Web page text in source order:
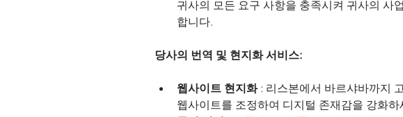
귀사의 모든 요구 사항을 충족시켜 귀사의 사
합니다.
당사의 번역 및 현지화 서비스:
웹사이트 현지화 : 리스본에서 바르샤바까지
웹사이트를 조정하여 디지털 존재감을 강화하